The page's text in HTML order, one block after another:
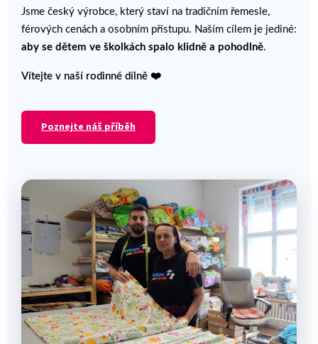
Jsme český výrobce, který staví na tradičním řemesle,
férových cenách a osobním přístupu. Naším cílem je jediné:
aby se dětem ve školkách spalo klidně a pohodlně.
Vítejte v naší rodinné dílně ❤️
Poznejte náš příběh